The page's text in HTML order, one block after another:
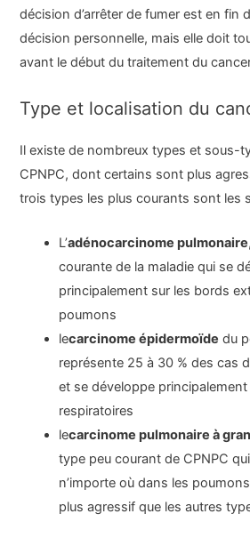
décision d’arrêter de fumer est en fin
décision personnelle, mais elle doit
avant le début du traitement du
Type et localisation du
Il existe de nombreux types et sous-
CPNPC, dont certains sont plus
trois types les plus courants sont les
L’adénocarcinome pulmonaire
courante de la maladie qui se
principalement sur les bords
poumons
lecarcinome épidermoïde du
représente 25 à 30 % des cas
et se développe
respiratoires
lecarcinome pulmonaire à
type peu courant de CPNPC
n’importe où dans les
plus agressif que les autres